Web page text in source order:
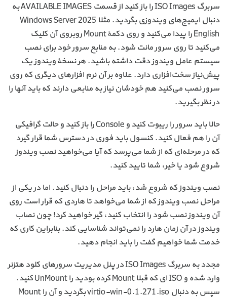
سربرگ ISO Images را باز کنید از قسمت AVAILABLE IMAGES به
دنبال ایمیج‌های ویندوزی بگردید. مثلا Windows Server 2025
English را پیدا می‌کنید و روی دکمهٔ Mount روبروی آن کلیک
می‌کنید تا روی سرور مانت شود. به منابع سرور خود برای نصب
سیستم عامل ویندوز دقت داشته باشید. هر نسخهٔ ویندوز یک
پیش‌نیاز سخت‌افزاری دارد. علاوه بر آن نرم افزارهای دیگری که روی
سرور نصب می‌کنید هم خودشان نیاز به منابعی دارند که باید آنها را
در نظر بگیرید.
حالا باید سرور را ریبوت کنید و Console را باز کنید و حالت گرافیکی
آن را هم فعال کنید. کنسول باید فوری در دسترس شما قرار گیرد
که در مرحله‌ای که از شما می‌پرسد که آیا می‌خواهید نصب ویندوز
شروع شود یا خیر، شما تایید کنید.
نصب ویندوز که شروع شد، باید مراحل را دنبال کنید. اما در یکی از
مراحل نصب ویندوز که از شما می‌خواهد تا هاردی که قرار است روی
آن ویندوز نصب شود را انتخاب کنید، گیر خواهید کرد! چون نصاب
ویندوز در آن زمان هارد را نمی‌تواند شناسایی کند. بنابراین کاری که
خدمت شما خواهیم گفت را باید انجام دهید.
مجدد به سربرگ ISO Images در پنل مدیریت سرورهای کلود هتزنر
وارد شده و ISO ای که قبلا Mount کرده بودید را UnMount کنید.
سپس به دنبال virtio-win-0.1.271.iso بگردید و آن را Mount